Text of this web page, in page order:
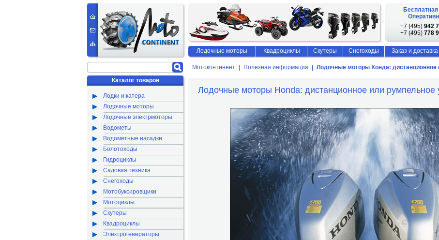
Мотоконтинент Полезная информация Лодочные моторы Хонда: дистанционное
Лодочные моторы Honda: дистанционное или румпельное
Каталог товаров
Лодки и катера
Лодочные моторы
Лодочные электрмоторы
Водометы
Водометные насадки
Болотоходы
Гидроциклы
Садовая техника
Снегоходы
Мотобуксировщики
Мотоциклы
Скутеры
Квадроциклы
Электрогенераторы
+7 (495) 942
+7 (495) 778
Лодочные моторы Квадроциклы Скутеры Снегоходы Заказ и доставка